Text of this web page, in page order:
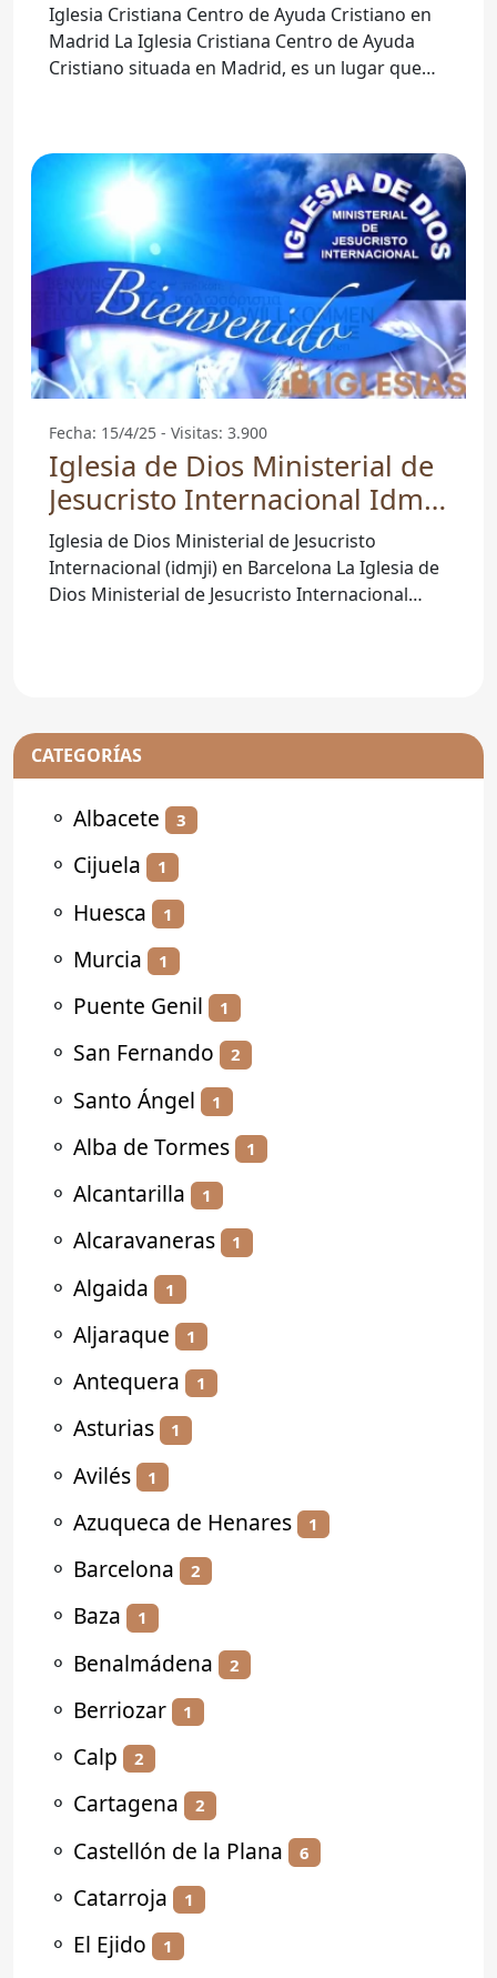
Iglesia Cristiana Centro de Ayuda Cristiano en
Madrid La Iglesia Cristiana Centro de Ayuda
Cristiano situada en Madrid, es un lugar que
Fecha: 15/4/25 - Visitas: 3.900
Iglesia de Dios Ministerial de
Jesucristo Internacional Idmji
- Cgmji Es Barcelona -
Barcelona
Iglesia de Dios Ministerial de Jesucristo
Internacional (idmji) en Barcelona La Iglesia de
Dios Ministerial de Jesucristo Internacional
CATEGORÍAS
⚬ Albacete 3
⚬ Cijuela 1
⚬ Huesca 1
⚬ Murcia 1
⚬ Puente Genil 1
⚬ San Fernando 2
⚬ Santo Ángel 1
⚬ Alba de Tormes 1
⚬ Alcantarilla 1
⚬ Alcaravaneras 1
⚬ Algaida 1
⚬ Aljaraque 1
⚬ Antequera 1
⚬ Asturias 1
⚬ Avilés 1
⚬ Azuqueca de Henares 1
⚬ Barcelona 2
⚬ Baza 1
⚬ Benalmádena 2
⚬ Berriozar 1
⚬ Calp 2
⚬ Cartagena 2
⚬ Castellón de la Plana 6
⚬ Catarroja 1
⚬ El Ejido 1